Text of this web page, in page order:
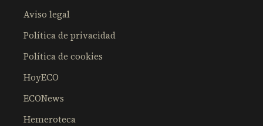
Aviso legal
Política de privacidad
Política de cookies
HoyECO
ECONews
Hemeroteca